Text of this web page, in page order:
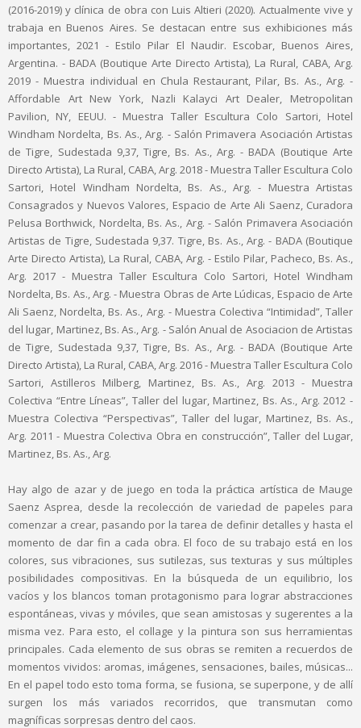
(2016-2019) y clínica de obra con Luis Altieri (2020). Actualmente vive y
trabaja en Buenos Aires. Se destacan entre sus exhibiciones más
importantes, 2021 - Estilo Pilar El Naudir. Escobar, Buenos Aires,
Argentina. - BADA (Boutique Arte Directo Artista), La Rural, CABA, Arg.
2019 - Muestra individual en Chula Restaurant, Pilar, Bs. As., Arg. -
Affordable Art New York, Nazli Kalayci Art Dealer, Metropolitan
Pavilion, NY, EEUU. - Muestra Taller Escultura Colo Sartori, Hotel
Windham Nordelta, Bs. As., Arg. - Salón Primavera Asociación Artistas
de Tigre, Sudestada 9,37, Tigre, Bs. As., Arg. - BADA (Boutique Arte
Directo Artista), La Rural, CABA, Arg. 2018 - Muestra Taller Escultura Colo
Sartori, Hotel Windham Nordelta, Bs. As., Arg. - Muestra Artistas
Consagrados y Nuevos Valores, Espacio de Arte Ali Saenz, Curadora
Pelusa Borthwick, Nordelta, Bs. As., Arg. - Salón Primavera Asociación
Artistas de Tigre, Sudestada 9,37. Tigre, Bs. As., Arg. - BADA (Boutique
Arte Directo Artista), La Rural, CABA, Arg. - Estilo Pilar, Pacheco, Bs. As.,
Arg. 2017 - Muestra Taller Escultura Colo Sartori, Hotel Windham
Nordelta, Bs. As., Arg. - Muestra Obras de Arte Lúdicas, Espacio de Arte
Ali Saenz, Nordelta, Bs. As., Arg. - Muestra Colectiva “Intimidad”, Taller
del lugar, Martinez, Bs. As., Arg. - Salón Anual de Asociacion de Artistas
de Tigre, Sudestada 9,37, Tigre, Bs. As., Arg. - BADA (Boutique Arte
Directo Artista), La Rural, CABA, Arg. 2016 - Muestra Taller Escultura Colo
Sartori, Astilleros Milberg, Martinez, Bs. As., Arg. 2013 - Muestra
Colectiva “Entre Líneas”, Taller del lugar, Martinez, Bs. As., Arg. 2012 -
Muestra Colectiva “Perspectivas”, Taller del lugar, Martinez, Bs. As.,
Arg. 2011 - Muestra Colectiva Obra en construcción”, Taller del Lugar,
Martinez, Bs. As., Arg.
Hay algo de azar y de juego en toda la práctica artística de Mauge
Saenz Asprea, desde la recolección de variedad de papeles para
comenzar a crear, pasando por la tarea de definir detalles y hasta el
momento de dar fin a cada obra. El foco de su trabajo está en los
colores, sus vibraciones, sus sutilezas, sus texturas y sus múltiples
posibilidades compositivas. En la búsqueda de un equilibrio, los
vacíos y los blancos toman protagonismo para lograr abstracciones
espontáneas, vivas y móviles, que sean amistosas y sugerentes a la
misma vez. Para esto, el collage y la pintura son sus herramientas
principales. Cada elemento de sus obras se remiten a recuerdos de
momentos vividos: aromas, imágenes, sensaciones, bailes, músicas...
En el papel todo esto toma forma, se fusiona, se superpone, y de allí
surgen los más variados recorridos, que transmutan como
magníficas sorpresas dentro del caos.